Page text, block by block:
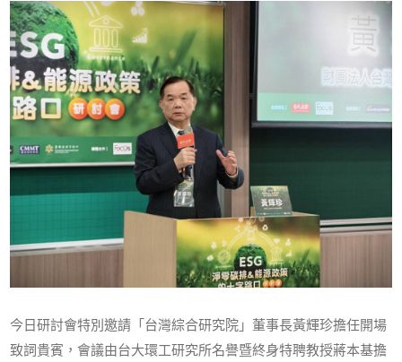
今日研討會特別邀請「台灣綜合研究院」董事長黃輝珍擔任開場
致詞貴賓，會議由台大環工研究所名譽暨終身特聘教授蔣本基擔